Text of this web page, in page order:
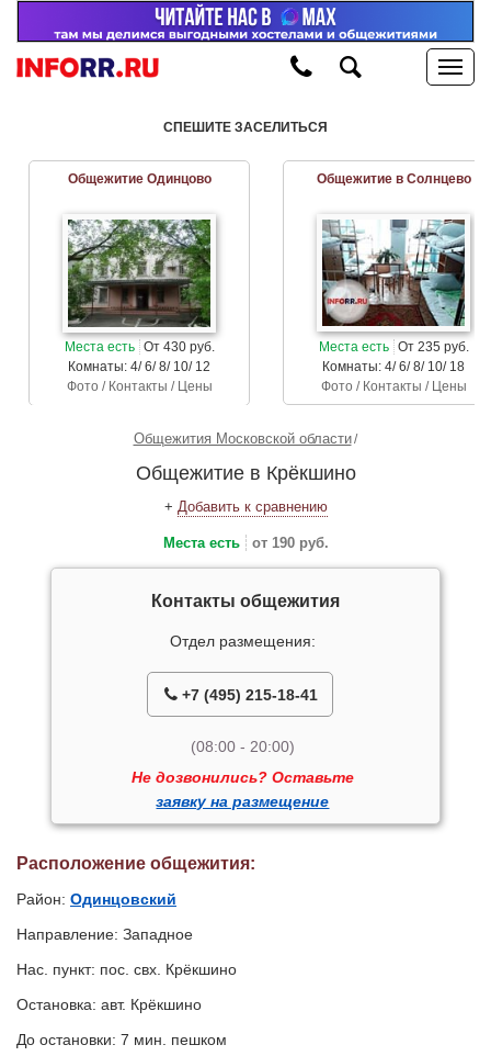
СПЕШИТЕ ЗАСЕЛИТЬСЯ
Общежитие Одинцово
Места есть От 430 руб.
Комнаты: 4/ 6/ 8/ 10/ 12
Фото / Контакты / Цены
Общежитие в Солнцево
Места есть От 235 руб.
Комнаты: 4/ 6/ 8/ 10/ 18
Фото / Контакты / Цены
Общежития Московской области
Общежитие в Крёкшино
+ Добавить к сравнению
Места есть от 190 руб.
Контакты общежития
Отдел размещения:
+7 (495) 215-18-41
(08:00 - 20:00)
Не дозвонились? Оставьте
заявку на размещение
Расположение общежития:
Район: Одинцовский
Направление: Западное
Нас. пункт: пос. свх. Крёкшино
Остановка: авт. Крёкшино
До остановки: 7 мин. пешком